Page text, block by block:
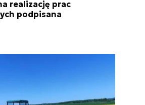
realizację prac
podpisana